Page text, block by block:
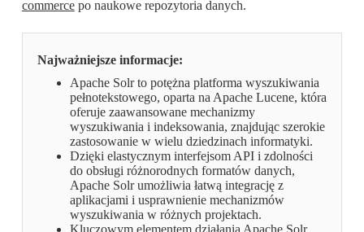
commercepo naukowe repozytoria danych.
Najważniejsze informacje:
Apache Solr to potężna platforma wyszukiwania
pełnotekstowego, oparta na Apache Lucene, która
oferuje zaawansowane mechanizmy
wyszukiwania i indeksowania, znajdując szerokie
zastosowanie w wielu dziedzinach informatyki.
Dzięki elastycznym interfejsom API i zdolności
do obsługi różnorodnych formatów danych,
Apache Solr umożliwia łatwą integrację z
aplikacjami i usprawnienie mechanizmów
wyszukiwania w różnych projektach.
Kluczowym elementem działania Apache Solr